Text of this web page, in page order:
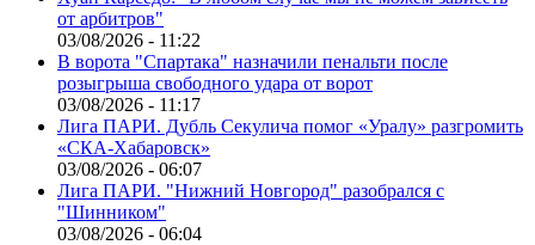
от арбитров"
03/08/2026 - 11:22
В ворота "Спартака" назначили пенальти после
розыгрыша свободного удара от ворот
03/08/2026 - 11:17
Лига ПАРИ. Дубль Секулича помог «Уралу» разгромить
«СКА-Хабаровск»
03/08/2026 - 06:07
Лига ПАРИ. "Нижний Новгород" разобрался с
"Шинником"
03/08/2026 - 06:04